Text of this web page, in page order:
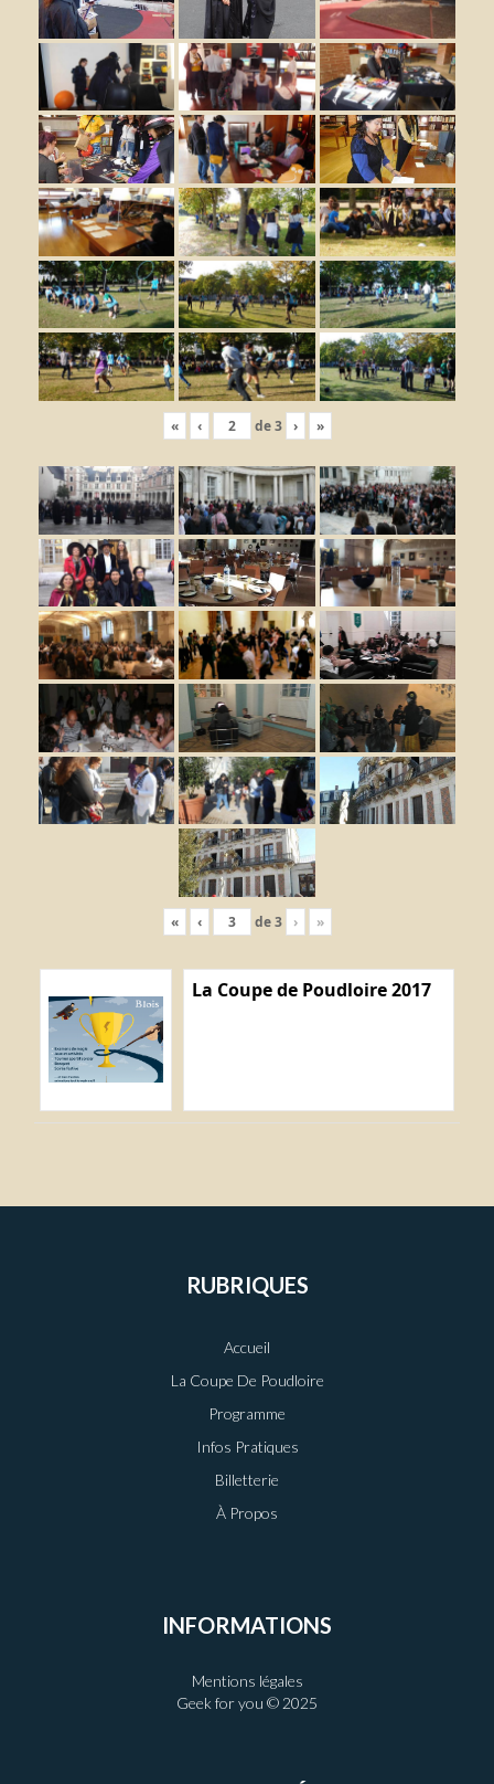
« ‹ de3 › »
« ‹ de3 › »
La Coupe de Poudloire 2017
RUBRIQUES
Accueil
La Coupe De Poudloire
Programme
Infos Pratiques
Billetterie
À Propos
INFORMATIONS
Mentions légales
Geek for you © 2025